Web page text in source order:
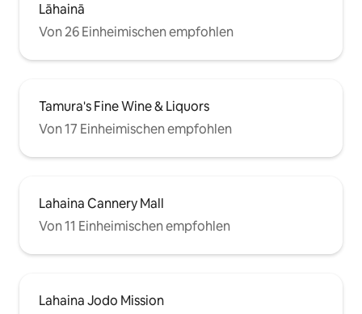
Lāhainā
Von 26 Einheimischen empfohlen
Tamura's Fine Wine & Liquors
Von 17 Einheimischen empfohlen
Lahaina Cannery Mall
Von 11 Einheimischen empfohlen
Lahaina Jodo Mission